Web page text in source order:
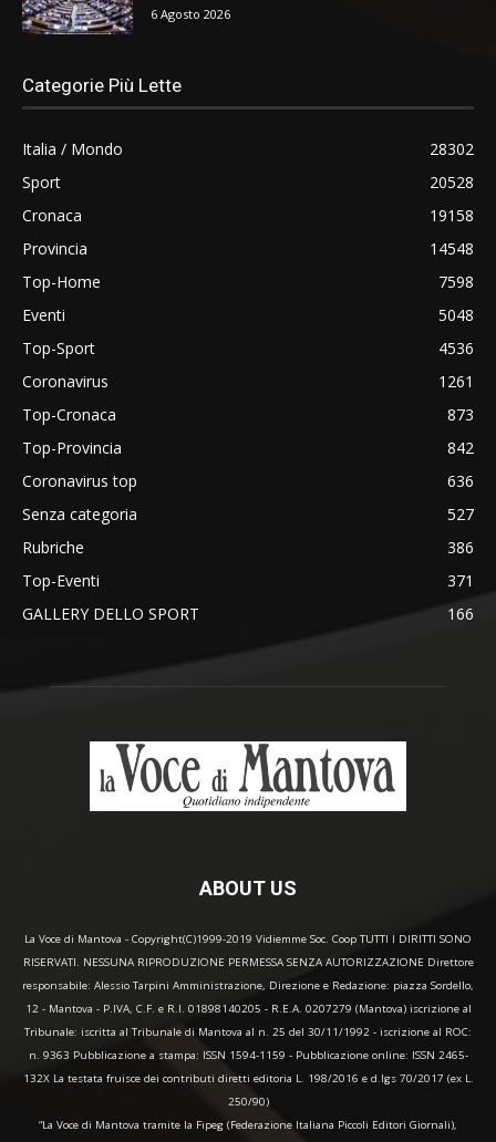
6 Agosto 2026
Categorie Più Lette
Italia / Mondo
28302
Sport
20528
Cronaca
19158
Provincia
14548
Top-Home
7598
Eventi
5048
Top-Sport
4536
Coronavirus
1261
Top-Cronaca
873
Top-Provincia
842
Coronavirus top
636
Senza categoria
527
Rubriche
386
Top-Eventi
371
GALLERY DELLO SPORT
166
ABOUT US
La Voce di Mantova - Copyright(C)1999-2019 Vidiemme Soc. Coop TUTTI I DIRITTI SONO
RISERVATI. NESSUNA RIPRODUZIONE PERMESSA SENZA AUTORIZZAZIONE Direttore
responsabile: Alessio Tarpini Amministrazione, Direzione e Redazione: piazza Sordello,
12 - Mantova - P.IVA, C.F. e R.I. 01898140205 - R.E.A. 0207279 (Mantova) iscrizione al
Tribunale: iscritta al Tribunale di Mantova al n. 25 del 30/11/1992 - iscrizione al ROC:
n. 9363 Pubblicazione a stampa: ISSN 1594-1159 - Pubblicazione online: ISSN 2465-
132X La testata fruisce dei contributi diretti editoria L. 198/2016 e d.lgs 70/2017 (ex L.
250/90)
“La Voce di Mantova tramite la Fipeg (Federazione Italiana Piccoli Editori Giornali),